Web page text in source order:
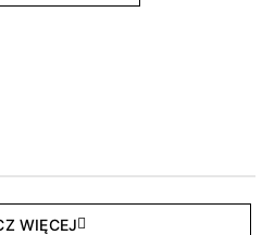
WIĘCEJ